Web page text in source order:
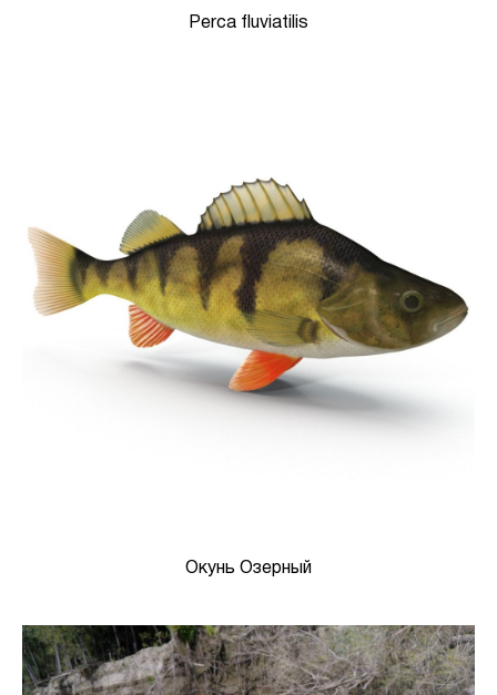
Perca fluviatilis
Окунь Озерный